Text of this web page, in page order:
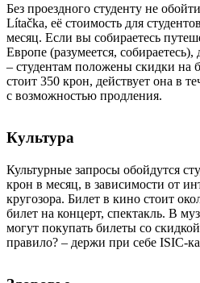
Без проездного студенту не
Lítačka, её стоимость для
месяц. Если вы собираетесь
Европе (разумеется,
– студентам положены скидки на
стоит 350 крон, действует она в
с возможностью продления.
Культура
Культурные запросы обойдутся
крон в месяц, в зависимости от
кругозора. Билет в кино стоит
билет на концерт, спектакль. В
могут покупать билеты со
правило? – держи при себе ISIC-